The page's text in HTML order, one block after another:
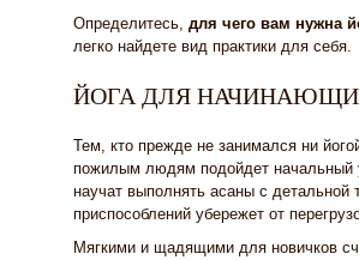
Определитесь, для чего вам нужна
легко найдете вид практики для себя.
ЙОГА ДЛЯ
Тем, кто прежде не занимался ни
пожилым людям подойдет начальный
научат выполнять асаны с детальной
приспособлений убережет от
Мягкими и щадящими для новичков